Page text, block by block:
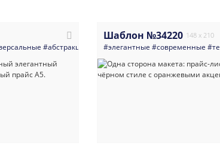
#абстракция #листовка #прайс#прайс_лист
Шаблон №34220 148 x 210
#элегантные #современные